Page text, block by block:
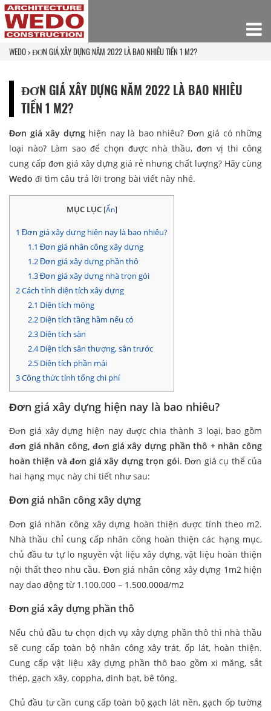
WEDO ĐƠN GIÁ XÂY DỰNG NĂM 2022 LÀ BAO NHIÊU TIỀN 1 M2?
ĐƠN GIÁ XÂY DỰNG NĂM 2022 LÀ BAO NHIÊU
TIỀN 1 M2?
Đơn giá xây dựnghiện nay là bao nhiêu? Đơn giá có những
loại nào? Làm sao để chọn được nhà thầu, đơn vị thi công
cung cấp đơn giá xây dựng giá rẻ nhưng chất lượng? Hãy cùng
Wedo đi tìm câu trả lời trong bài viết này nhé.
MỤC LỤC [Ẩn]
1 Đơn giá xây dựng hiện nay là bao nhiêu?
1.1 Đơn giá nhân công xây dựng
1.2Đơn giá xây dựng phần thô
1.3Đơn giá xây dựng nhà trọn gói
2Cách tính diện tích xây dựng
2.1 Diện tích móng
2.2Diện tích tầng hầm nếu có
2.3Diện tích sàn
2.4Diện tích sân thượng, sân trước
2.5Diện tích phần mái
3Công thức tính tổng chi phí
Đơn giá xây dựng hiện nay là bao nhiêu?
Đơn giá xây dựng hiện nay được chia thành 3 loại, bao gồm
đơn giá nhân công, đơn giá xây dựng phần thô + nhân công
hoàn thiện và đơn giá xây dựng trọn gói. Đơn giá cụ thể của
hai hạng mục này chi tiết như sau:
Đơn giá nhân công xây dựng
Đơn giá nhân công xây dựng hoàn thiện được tính theo m2.
Nhà thầu chỉ cung cấp nhân công hoàn thiện các hạng mục,
chủ đầu tư tự lo nguyên vật liệu xây dựng, vật liệu hoàn thiện
nội thất theo nhu cầu. Đơn giá nhân công xây dựng 1m2 hiện
nay dao động từ 1.100.000 – 1.500.000đ/m2
Đơn giá xây dựng phần thô
Nếu chủ đầu tư chọn dịch vụ xây dựng phần thô thì nhà thầu
sẽ cung cấp toàn bộ nhân công xây trát, ốp lát, hoàn thiện.
Cung cấp vật liệu xây dựng phần thô bao gồm xi măng, sắt
thép, gạch xây, coppha, đinh bạt, bê tông.
Chủ đầu tư cần cung cấp toàn bộ gạch lát nền, gạch ốp tường